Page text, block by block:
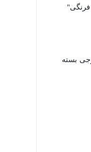
فرنگی"
"قند" با ۹.۱ درصد و "چای خارجی بسته